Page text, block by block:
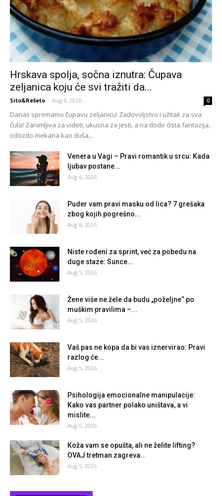
Hrskava spolja, sočna iznutra: Čupava
zeljanica koju će svi tražiti da...
Sito&Rešeto - Aug 6, 2026 0
Danas spremamo čupavu zeljanicu! Zadovoljstvo i užitak za sva
čula! Zanimljiva za videti, ukusna za jesti, a na dodir čista fantazija,
odozdo mekana kao duša,...
Venera u Vagi – Pravi romantik u srcu: Kada
ljubav postane...
Aug 6, 2026
Puder vam pravi masku od lica? 7 grešaka
zbog kojih pogrešno...
Aug 6, 2026
Niste rođeni za sprint, već za pobedu na
duge staze: Sunce...
Aug 5, 2026
Žene više ne žele da budu „poželjne“ po
muškim pravilima –...
Aug 5, 2026
Vaš pas ne kopa da bi vas iznervirao: Pravi
razlog će...
Aug 5, 2026
Psihologija emocionalne manipulacije:
Kako vas partner polako uništava, a vi
mislite...
Aug 5, 2026
Koža vam se opušta, ali ne želite lifting?
OVAJ tretman zagreva...
Aug 5, 2026